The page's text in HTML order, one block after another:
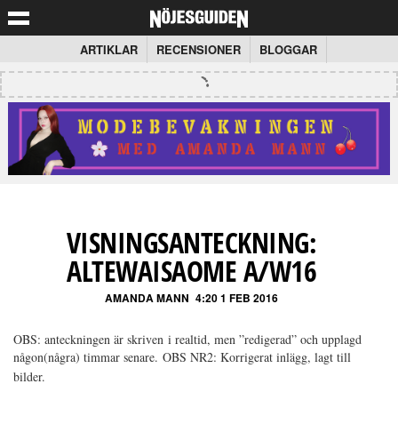
ARTIKLAR RECENSIONER BLOGGAR
VISNINGSANTECKNING:
ALTEWAISAOME A/W16
AMANDA MANN 4:20 1 FEB 2016
OBS: anteckningen är skriven i realtid, men ”redigerad” och upplagd
någon(några) timmar senare. OBS NR2: Korrigerat inlägg, lagt till
bilder.